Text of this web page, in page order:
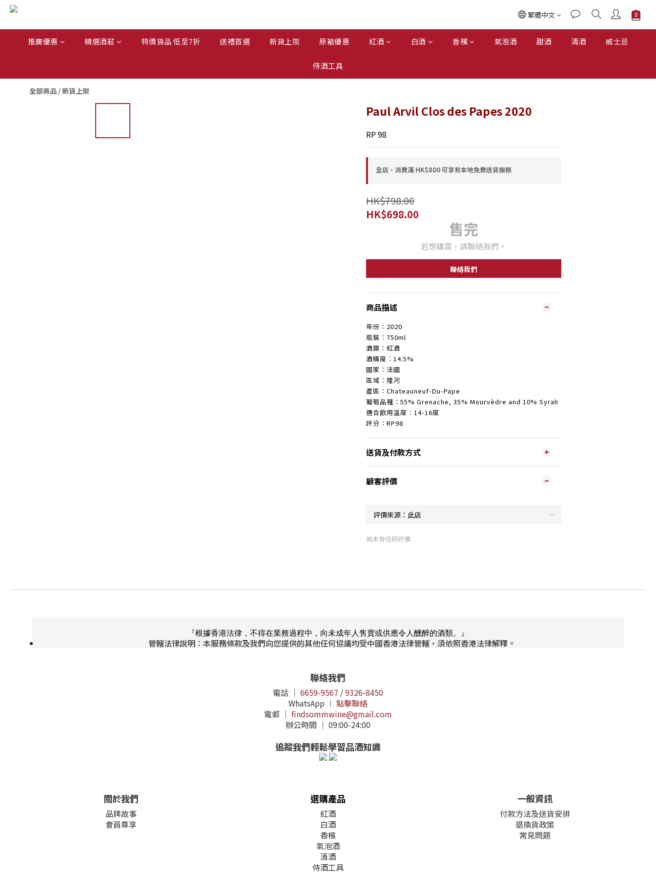
繁體中文
推廣優惠 精選酒莊 特價貨品 低至7折 送禮首選 新貨上架 原箱優惠 紅酒 白酒 香檳 氣泡酒 甜酒 清酒 威士忌
侍酒工具
全部商品 /新貨上架
Paul Arvil Clos des Papes 2020
RP 98
全店，消費滿 HK$800 可享有本地免費送貨服務
HK$798.00
HK$698.00
售完
若想購買，請聯絡我們。
聯絡我們
商品描述
年份︰2020
瓶裝︰750ml
酒類︰紅酒
酒精度︰14.5%
國家︰法國
區域︰隆河
產區︰Chateauneuf-Du-Pape
葡萄品種︰55% Grenache, 35% Mourvèdre and 10% Syrah
適合飲用溫度︰14-16度
評分︰RP98
送貨及付款方式
顧客評價
尚未有任何評價
『根據香港法律，不得在業務過程中，向未成年人售賣或供應令人醺醉的酒類。』
管轄法律說明：本服務條款及我們向您提供的其他任何協議均受中國香港法律管轄，須依照香港法律解釋。
聯絡我們
電話 ｜ 6659-9567 /9326-8450
WhatsApp ｜ 點擊聯絡
電郵 ｜ findsommwine@gmail.com
辦公時間 ｜ 09:00-24:00
追蹤我們輕鬆學習品酒知識
關於我們
品牌故事
會員尊享
選購產品
紅酒
白酒
香檳
氣泡酒
清酒
侍酒工具
一般資訊
付款方法及送貨安排
退換貨政策
常見問題